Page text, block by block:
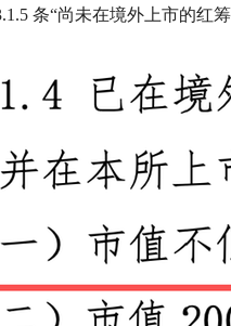
条“尚未在境外上市的红